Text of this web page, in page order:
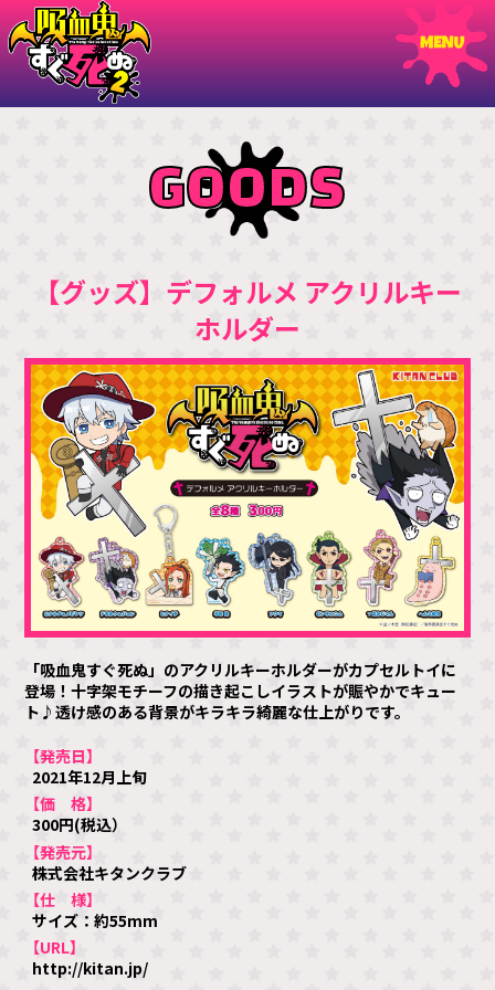
GOODS
【グッズ】デフォルメ アクリルキー
ホルダー
「吸血鬼すぐ死ぬ」のアクリルキーホルダーがカプセルトイに
登場！十字架モチーフの描き起こしイラストが賑やかでキュー
ト♪透け感のある背景がキラキラ綺麗な仕上がりです。
【発売日】
2021年12月上旬
【価 格】
300円(税込）
【発売元】
株式会社キタンクラブ
【仕 様】
サイズ：約55mm
【URL】
http://kitan.jp/